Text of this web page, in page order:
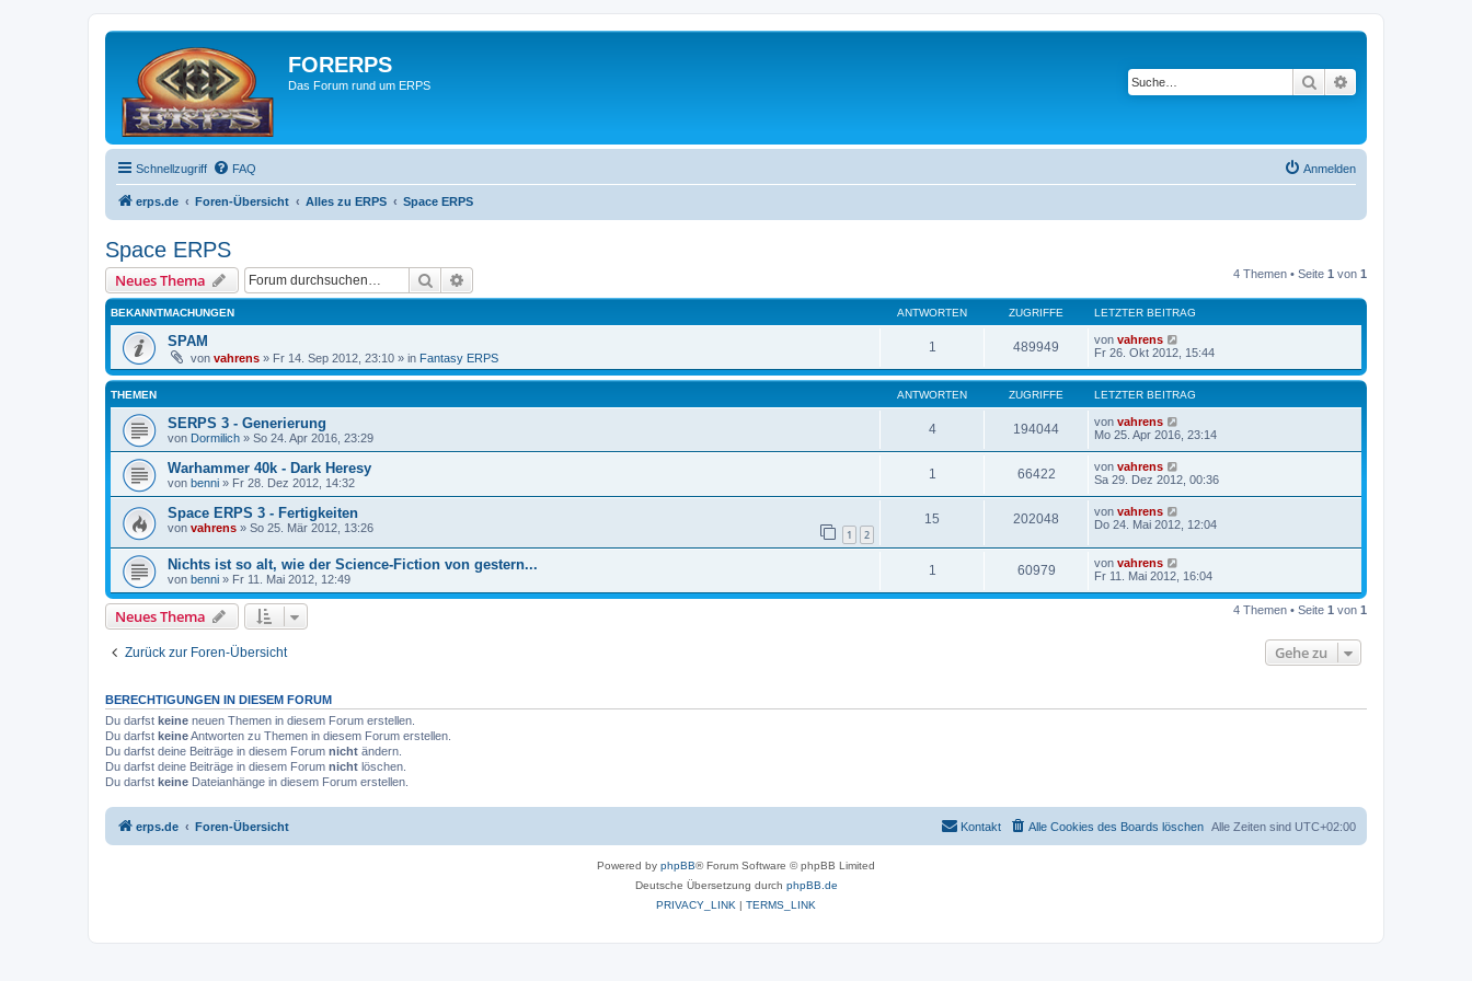
FORERPS
Das Forum rund um ERPS Suche
Schnellzugriff FAQ Anmelden
erps.de Foren-Übersicht Alles zu ERPS Space ERPS
Space ERPS
Neues Thema Suche 4 Themen • Seite 1 von 1
BEKANNTMACHUNGEN ANTWORTEN ZUGRIFFE LETZTER BEITRAG
SPAM
von vahrens » Fr 14. Sep 2012, 23:10 » in Fantasy ERPS
1 489949 von vahrens
Fr 26. Okt 2012, 15:44
THEMEN ANTWORTEN ZUGRIFFE LETZTER BEITRAG
SERPS 3 - Generierung
von Dormilich » So 24. Apr 2016, 23:29
4 194044 von vahrens
Mo 25. Apr 2016, 23:14
Warhammer 40k - Dark Heresy
von benni » Fr 28. Dez 2012, 14:32
1 66422 von vahrens
Sa 29. Dez 2012, 00:36
Space ERPS 3 - Fertigkeiten
von vahrens » So 25. Mär 2012, 13:26 1 2
15 202048 von vahrens
Do 24. Mai 2012, 12:04
Nichts ist so alt, wie der Science-Fiction von gestern...
von benni » Fr 11. Mai 2012, 12:49
1 60979 von vahrens
Fr 11. Mai 2012, 16:04
Neues Thema 4 Themen • Seite 1 von 1
Zurück zur Foren-Übersicht Gehe zu
BERECHTIGUNGEN IN DIESEM FORUM
Du darfst keine neuen Themen in diesem Forum erstellen.
Du darfst keineAntworten zu Themen in diesem Forum erstellen.
Du darfst deine Beiträge in diesem Forum nicht ändern.
Du darfst deine Beiträge in diesem Forum nicht löschen.
Du darfst keine Dateianhänge in diesem Forum erstellen.
erps.de Foren-Übersicht Alle Zeiten sind UTC+02:00
Alle Cookies des Boards löschen
Kontakt
Powered by phpBB® Forum Software © phpBB Limited
Deutsche Übersetzung durch phpBB.de
PRIVACY_LINK | TERMS_LINK